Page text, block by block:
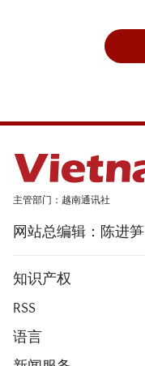
主管部门：越南通讯社
网站总编辑：陈进笋
知识产权
RSS
语言